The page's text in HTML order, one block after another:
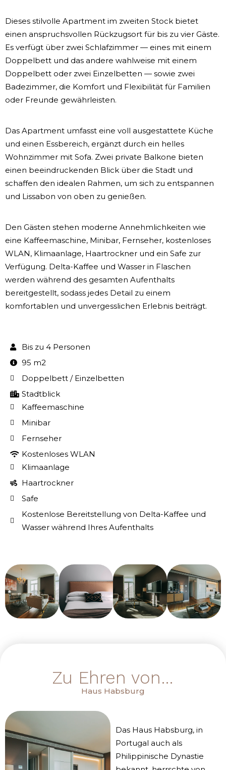
Dieses stilvolle Apartment im zweiten Stock bietet
einen anspruchsvollen Rückzugsort für bis zu vier Gäste.
Es verfügt über zwei Schlafzimmer — eines mit einem
Doppelbett und das andere wahlweise mit einem
Doppelbett oder zwei Einzelbetten — sowie zwei
Badezimmer, die Komfort und Flexibilität für Familien
oder Freunde gewährleisten.
Das Apartment umfasst eine voll ausgestattete Küche
und einen Essbereich, ergänzt durch ein helles
Wohnzimmer mit Sofa. Zwei private Balkone bieten
einen beeindruckenden Blick über die Stadt und
schaffen den idealen Rahmen, um sich zu entspannen
und Lissabon von oben zu genießen.
Den Gästen stehen moderne Annehmlichkeiten wie
eine Kaffeemaschine, Minibar, Fernseher, kostenloses
WLAN, Klimaanlage, Haartrockner und ein Safe zur
Verfügung. Delta-Kaffee und Wasser in Flaschen
werden während des gesamten Aufenthalts
bereitgestellt, sodass jedes Detail zu einem
komfortablen und unvergesslichen Erlebnis beiträgt.
Bis zu 4 Personen
95 m2
Doppelbett / Einzelbetten
Stadtblick
Kaffeemaschine
Minibar
Fernseher
Kostenloses WLAN
Klimaanlage
Haartrockner
Safe
Kostenlose Bereitstellung von Delta-Kaffee und
Wasser während Ihres Aufenthalts
Zu Ehren von…
Haus Habsburg
Das Haus Habsburg, in
Portugal auch als
Philippinische Dynastie